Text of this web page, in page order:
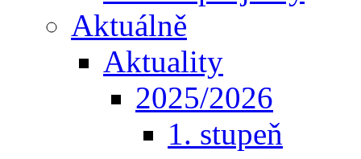
Aktuálně
Aktuality
2025/2026
1. stupeň